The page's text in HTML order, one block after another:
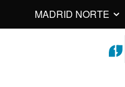
MADRID NORTE